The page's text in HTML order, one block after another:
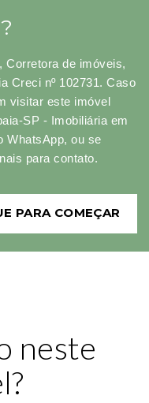
Corretora de imóveis,
Creci nº 102731. Caso
visitar este imóvel
SP - Imobiliária em
WhatsApp, ou se
para contato.
PARA COMEÇAR
neste